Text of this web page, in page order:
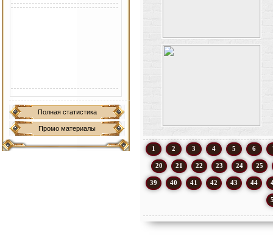
Полная статистика
Промо материалы
1 2 3 4 5 6
20 21 22 23 24 25
39 40 41 42 43 44